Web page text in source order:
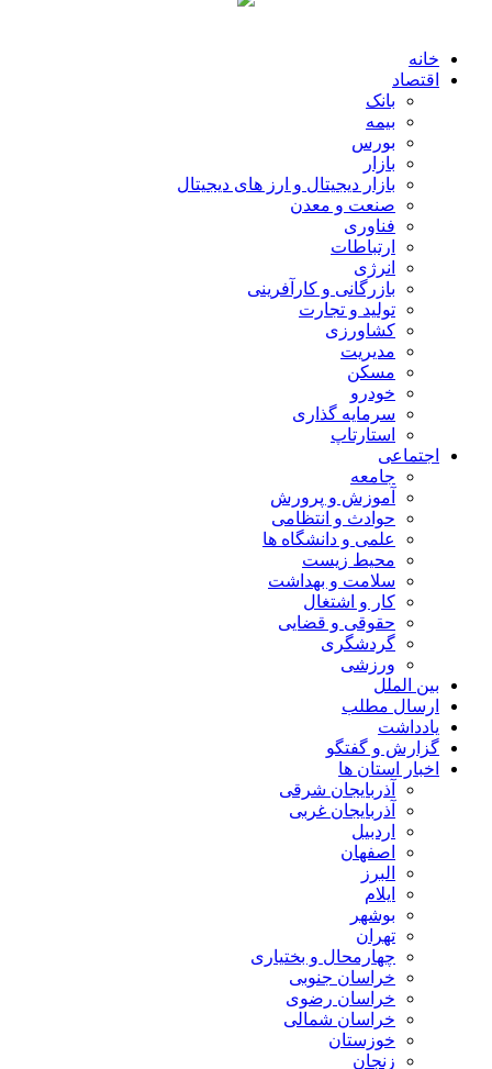
خانه
اقتصاد
بانک
بیمه
بورس
بازار
بازار دیجیتال و ارز های دیجیتال
صنعت و معدن
فناوری
ارتباطات
انرژی
بازرگانی و کارآفرینی
تولید و تجارت
کشاورزی
مدیریت
مسکن
خودرو
سرمایه گذاری
استارتاپ
اجتماعی
جامعه
آموزش و پرورش
حوادث و انتظامی
علمی و دانشگاه ها
محیط زیست
سلامت و بهداشت
کار و اشتغال
حقوقی و قضایی
گردشگری
ورزشی
بین الملل
ارسال مطلب
یادداشت
گزارش و گفتگو
اخبار استان ها
آذربایجان شرقی
آذربایجان غربی
اردبیل
اصفهان
البرز
ایلام
بوشهر
تهران
چهارمحال و بختیاری
خراسان جنوبی
خراسان رضوی
خراسان شمالی
خوزستان
زنجان